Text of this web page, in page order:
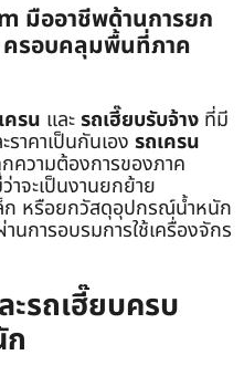
มืออาชีพด้านการยก
ครอบคลุมพื้นที่ภาค
ครน และรถเฮี๊ยบรับจ้าง ที่มี
าคาเป็นกันเอง รถเครน
ความต้องการของภาค
าจะเป็นงานยกย้าย
ก หรือยกวัสดุอุปกรณ์น้ำหนัก
นการอบรมการใช้เครื่องจักร
ะรถเฮี๊ยบครบ